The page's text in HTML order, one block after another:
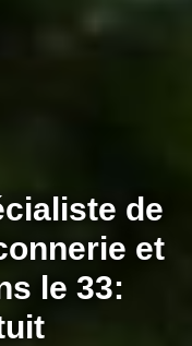
de
et
le 33: